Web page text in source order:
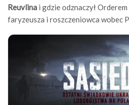
Reuvlina i gdzie odznaczył
faryzeusza i roszczeniowca wobec